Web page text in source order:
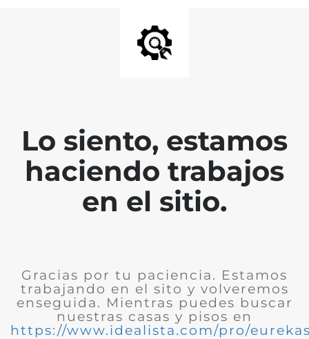
Lo siento, estamos
haciendo trabajos
en el sitio.
Gracias por tu paciencia. Estamos
trabajando en el sito y volveremos
enseguida. Mientras puedes buscar
nuestras casas y pisos en
https://www.idealista.com/pro/